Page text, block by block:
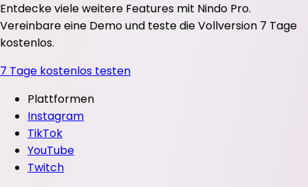
Entdecke viele weitere Features mit Nindo Pro.
Vereinbare eine Demo und teste die Vollversion 7 Tage
kostenlos.
7 Tage kostenlos testen
Plattformen
Instagram
TikTok
YouTube
Twitch